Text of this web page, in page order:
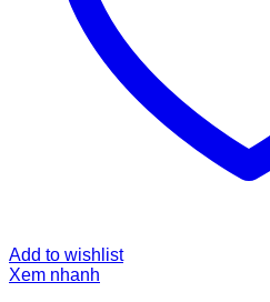
Add to wishlist
Xem nhanh